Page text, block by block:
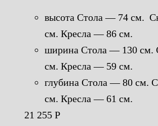
высота Стола — 74 см.
см. Кресла — 86 см.
ширина Стола — 130 см.
см. Кресла — 59 см.
глубина Стола — 80 см.
см. Кресла — 61 см.
21 255 Р